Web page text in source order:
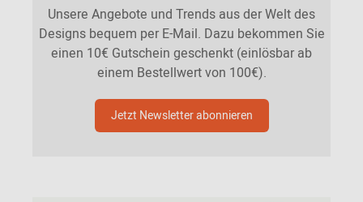
Unsere Angebote und Trends aus der Welt des
Designs bequem per E-Mail. Dazu bekommen Sie
einen 10€ Gutschein geschenkt (einlösbar ab
einem Bestellwert von 100€).
Jetzt Newsletter abonnieren